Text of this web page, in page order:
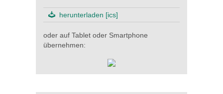
herunterladen [ics]
oder auf Tablet oder Smartphone
übernehmen: